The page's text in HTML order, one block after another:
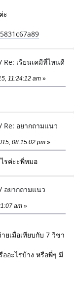
ะ
/ Re: เรียนเคมีที่ไหนดี
11:24:12 am »
/ Re: อยากถามแนว
08:15:02 pm »
รค่ะะพี่หมอ
/ อยากถามแนว
am »
ยเมื่อเทียบกับ 7 วิชา
อะไรบ้าง หรือพี่ๆ มี